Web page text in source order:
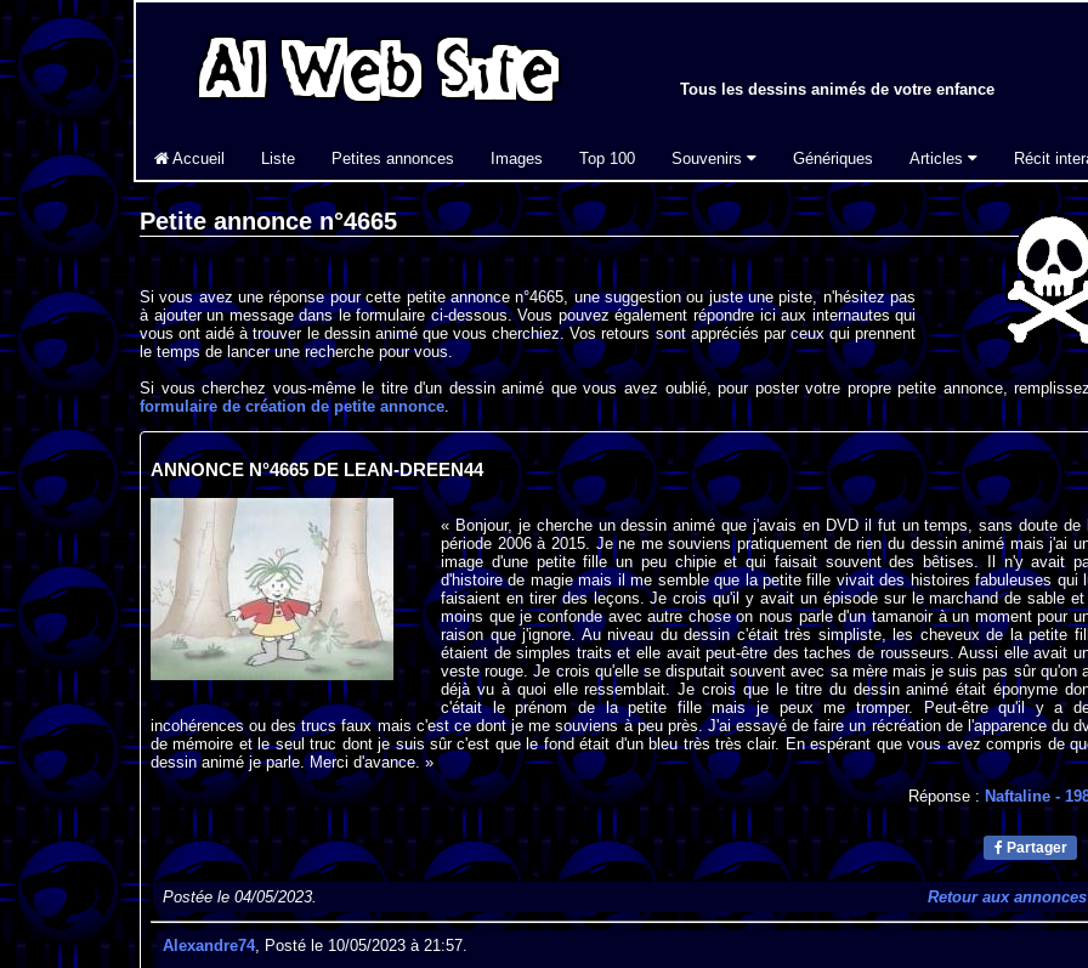
Tous les dessins animés de votre enfance
Accueil Liste Petites annonces Images Top 100 Souvenirs Génériques Articles Récit
Petite annonce n°4665
Si vous avez une réponse pour cette petite annonce n°4665, une suggestion ou juste une piste, n'hésitez pas
à ajouter un message dans le formulaire ci-dessous. Vous pouvez également répondre ici aux internautes qui
vous ont aidé à trouver le dessin animé que vous cherchiez. Vos retours sont appréciés par ceux qui prennent
le temps de lancer une recherche pour vous.
Si vous cherchez vous-même le titre d'un dessin animé que vous avez oublié, pour poster votre propre petite annonce,
formulaire de création de petite annonce.
ANNONCE N°4665 DE LEAN-DREEN44
« Bonjour, je cherche un dessin animé que j'avais en DVD il fut un temps, sans doute de
période 2006 à 2015. Je ne me souviens pratiquement de rien du dessin animé mais j'ai
image d'une petite fille un peu chipie et qui faisait souvent des bêtises. Il n'y avait
d'histoire de magie mais il me semble que la petite fille vivait des histoires fabuleuses qui
faisaient en tirer des leçons. Je crois qu'il y avait un épisode sur le marchand de sable et
moins que je confonde avec autre chose on nous parle d'un tamanoir à un moment pour
raison que j'ignore. Au niveau du dessin c'était très simpliste, les cheveux de la petite
étaient de simples traits et elle avait peut-être des taches de rousseurs. Aussi elle avait
veste rouge. Je crois qu'elle se disputait souvent avec sa mère mais je suis pas sûr qu'on
déjà vu à quoi elle ressemblait. Je crois que le titre du dessin animé était éponyme
c'était le prénom de la petite fille mais je peux me tromper. Peut-être qu'il y a
incohérences ou des trucs faux mais c'est ce dont je me souviens à peu près. J'ai essayé de faire un récréation de l'apparence du
de mémoire et le seul truc dont je suis sûr c'est que le fond était d'un bleu très très clair. En espérant que vous avez compris de
dessin animé je parle. Merci d'avance. »
Réponse :Naftaline -
Partager
Postée le 04/05/2023. Retour aux annonces
Alexandre74, Posté le 10/05/2023 à 21:57.